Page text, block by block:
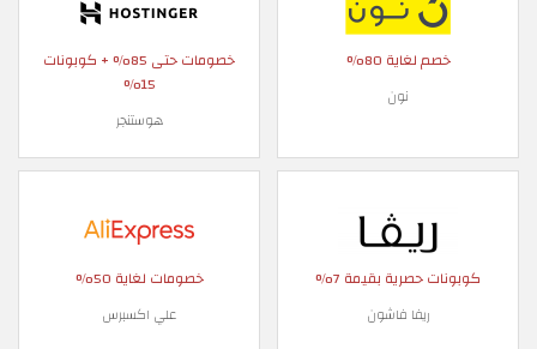
خصم لغاية 80%
نون
خصومات حتى 85% + كوبونات
15%
هوستنجر
كوبونات حصرية بقيمة 7%
ريفا فاشون
خصومات لغاية 50%
علي اكسبرس